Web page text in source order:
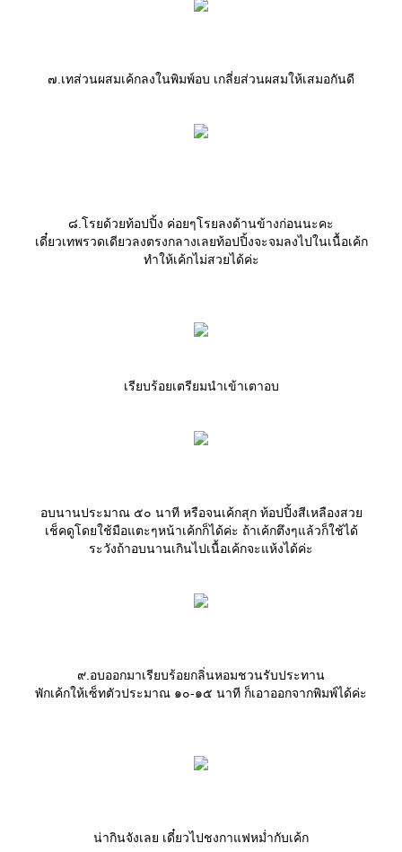
๗.เทส่วนผสมเค้กลงในพิมพ์อบ เกลี่ยส่วนผสมให้เสมอกันดี
๘.โรยด้วยท้อปปิ้ง ค่อยๆโรยลงด้านข้างก่อนนะคะ
เดี๋ยวเทพรวดเดียวลงตรงกลางเลยท้อปปิ้งจะจมลงไปในเนื้อเค้ก
ทำให้เค้กไม่สวยได้ค่ะ
เรียบร้อยเตรียมนำเข้าเตาอบ
อบนานประมาณ ๕๐ นาที หรือจนเค้กสุก ท้อปปิ้งสีเหลืองสว
เช็คดูโดยใช้มือแตะๆหน้าเค้กก็ได้ค่ะ ถ้าเค้กตึงๆแล้วก็ใช้ได้
ระวังถ้าอบนานเกินไปเนื้อเค้กจะแห้งได้ค่ะ
๙.อบออกมาเรียบร้อยกลิ่นหอมชวนรับประทาน
พักเค้กให้เซ็ทตัวประมาณ ๑๐-๑๕ นาที ก็เอาออกจากพิมพ์ได้ค่ะ
น่ากินจังเลย เดี๋ยวไปชงกาแฟหม่ำกับเค้ก